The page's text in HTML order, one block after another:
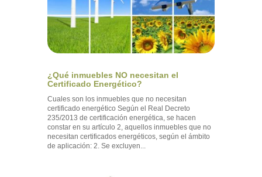
¿Qué inmuebles NO necesitan el
Certificado Energético?
Cuales son los inmuebles que no necesitan
certificado energético Según el Real Decreto
235/2013 de certificación energética, se hacen
constar en su artículo 2, aquellos inmuebles que no
necesitan certificados energéticos, según el ámbito
de aplicación: 2. Se excluyen...